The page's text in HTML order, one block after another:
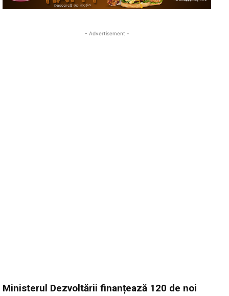
- Advertisement -
Ministerul Dezvoltării finanțează 120 de noi